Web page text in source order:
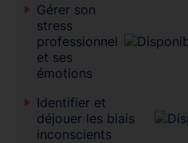
Gérer son
stress
professionnel
et ses
émotions
Identifier et
déjouer les biais
inconscients